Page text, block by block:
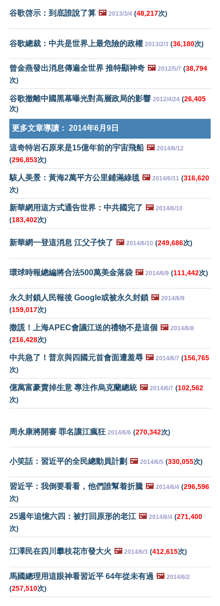
谷歌啓示：到底誰說了算 🖼️ 2013/3/4 (48,217次)
谷歌總裁：中共是世界上最危險的政權 2013/2/3 (36,180次)
曾金燕發出消息傳遍全世界 推特顯神奇 🖼️ 2012/5/7 (38,794
次)
谷歌撤離中國黑幕曝光對高層政局的影響 2012/4/24 (26,405
次)
更多文章導讀： 2014年6月9日
這奇特岩石原來是15億年前的宇宙飛船 🖼️ 2014/6/12
(296,853次)
駭人美景：黃海2萬平方公里鋪滿綠毯 🖼️ 2014/6/11 (316,620
次)
新華網用這方式通告世界：中共國完了 🖼️ 2014/6/10
(183,402次)
新華網一登這消息 江父子快了 🖼️ 2014/6/10 (249,686次)
環球時報總編將合法500萬美金落袋 🖼️ 2014/6/9 (111,442次)
永久封鎖人民報後 Google或被永久封鎖 🖼️ 2014/6/9
(159,017次)
撒謊！上海APEC會議江送的禮物不是這個 🖼️ 2014/6/8
(216,428次)
中共急了！普京與四國元首會面遭羞辱 🖼️ 2014/6/7 (156,765
次)
億萬富豪賣掉生意 專注作烏克蘭總統 🖼️ 2014/6/7 (102,562
次)
周永康將開審 罪名讓江瘋狂 2014/6/6 (270,342次)
小笑話：習近平的全民總動員計劃 🖼️ 2014/6/5 (330,055次)
習近平：我倒要看看，他們誰幫着折騰 🖼️ 2014/6/4 (296,596
次)
25週年追憶六四：被打回原形的老江 🖼️ 2014/6/4 (271,400
次)
江澤民在四川攀枝花市發大火 🖼️ 2014/6/3 (412,615次)
馬國總理用這眼神看習近平 64年從未有過 🖼️ 2014/6/2
(257,510次)